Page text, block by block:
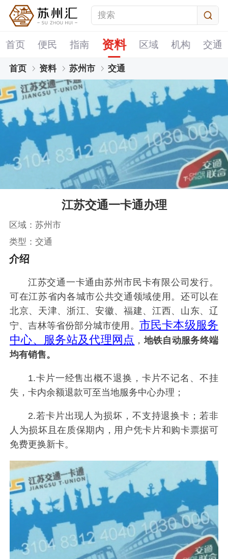
首页 便民 指南 资料 区域 机构 交通
首页 资料 苏州市 交通
江苏交通一卡通办理
区域：苏州市
类型：交通
介绍
江苏交通一卡通由苏州市民卡有限公司发行。
可在江苏省内各城市公共交通领域使用。还可以在
北京、天津、浙江、安徽、福建、江西、山东、辽
宁、吉林等省份部分城市使用。 市民卡本级服务
中心、服务站及代理网点 ， 地铁自动服务终端
均有销售。
1.卡片一经售出概不退换，卡片不记名、不挂
失，卡内余额退款可至当地服务中心办理；
2.若卡片出现人为损坏，不支持退换卡；若非
人为损坏且在质保期内，用户凭卡片和购卡票据可
免费更换新卡。